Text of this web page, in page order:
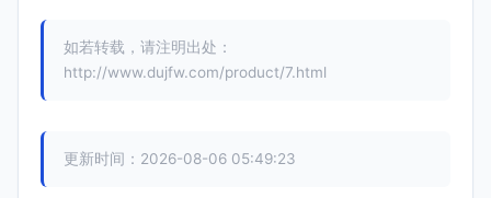
如若转载，请注明出处：
http://www.dujfw.com/product/7.html
更新时间：2026-08-06 05:49:23